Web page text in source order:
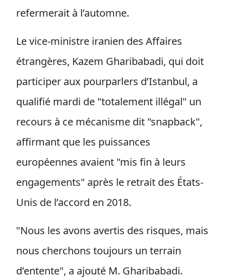
refermerait à l’automne.
Le vice-ministre iranien des Affaires
étrangères, Kazem Gharibabadi, qui doit
participer aux pourparlers d’Istanbul, a
qualifié mardi de "totalement illégal" un
recours à ce mécanisme dit "snapback",
affirmant que les puissances
européennes avaient "mis fin à leurs
engagements" après le retrait des États-
Unis de l’accord en 2018.
"Nous les avons avertis des risques, mais
nous cherchons toujours un terrain
d’entente", a ajouté M. Gharibabadi.